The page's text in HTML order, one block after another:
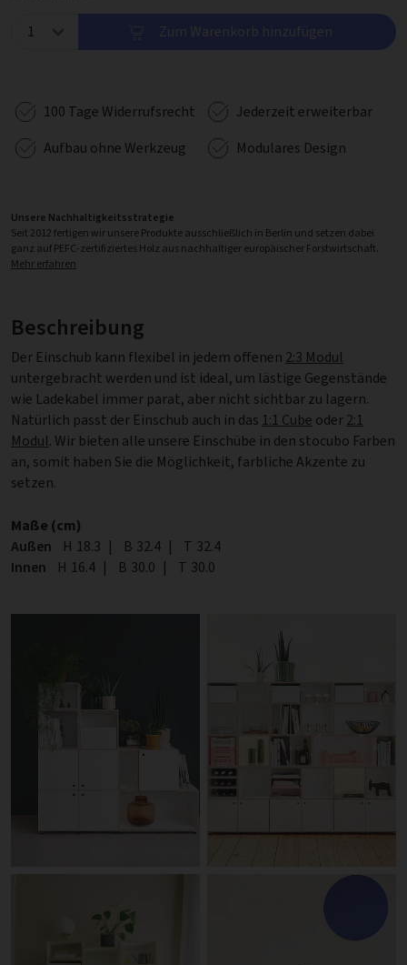
Zum Warenkorb hinzufügen
100 Tage Widerrufsrecht
Jederzeit erweiterbar
Aufbau ohne Werkzeug
Modulares Design
Unsere Nachhaltigkeitsstrategie
Seit 2012 fertigen wir unsere Produkte ausschließlich in Berlin und setzen dabei
ganz auf PEFC-zertifiziertes Holz aus nachhaltiger europäischer Forstwirtschaft.
Mehr erfahren
Beschreibung
Der Einschub kann flexibel in jedem offenen 2:3 Modul
untergebracht werden und ist ideal, um lästige Gegenstände
wie Ladekabel immer parat, aber nicht sichtbar zu lagern.
Natürlich passt der Einschub auch in das 1:1 Cube oder2:1
Modul. Wir bieten alle unsere Einschübe in den stocubo Farben
an, somit haben Sie die Möglichkeit, farbliche Akzente zu
setzen.
Maße (cm)
Außen
Höhe
H 18.3 | Breite
B 32.4 | Tiefe
T 32.4
Innen
Höhe
H 16.4 | Breite
B 30.0 | Tiefe
T 30.0